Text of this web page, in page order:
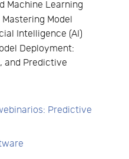
Machine Learning
Mastering Model
Intelligence (AI)
Deployment:
and Predictive
Predictive